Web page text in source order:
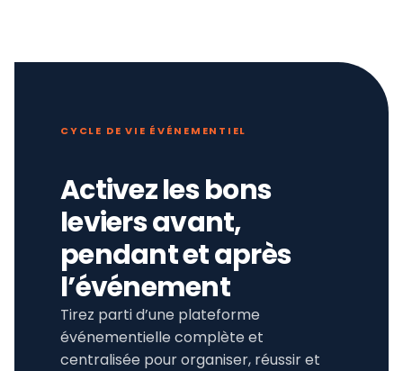
CYCLE DE VIE ÉVÉNEMENTIEL
Activez les bons
leviers avant,
pendant et après
l’événement
Tirez parti d’une plateforme
événementielle complète et
centralisée pour organiser, réussir et